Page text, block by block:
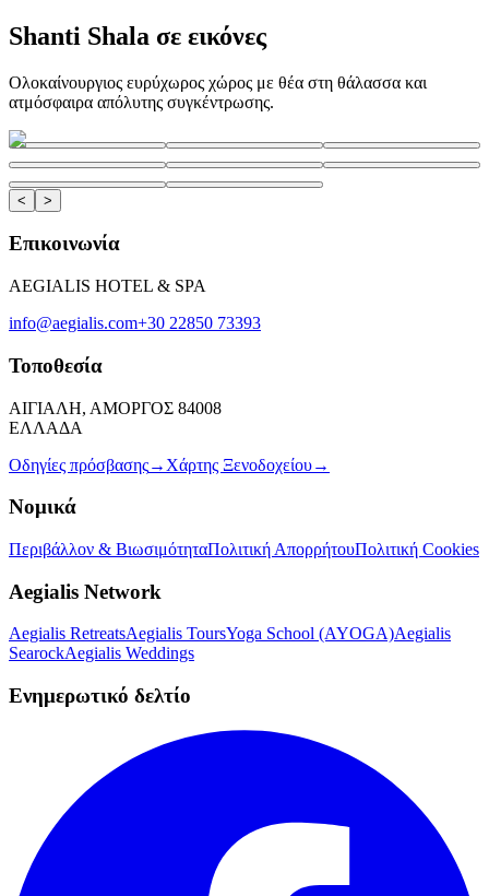
Shanti Shala σε εικόνες
Ολοκαίνουργιος ευρύχωρος χώρος με θέα στη θάλασσα και
ατμόσφαιρα απόλυτης συγκέντρωσης.
< >
Επικοινωνία
AEGIALIS HOTEL & SPA
info@aegialis.com+30 22850 73393
Τοποθεσία
ΑΙΓΙΑΛΗ, ΑΜΟΡΓΟΣ 84008
ΕΛΛΑΔΑ
Οδηγίες πρόσβασης→ Χάρτης Ξενοδοχείου→
Νομικά
Περιβάλλον & ΒιωσιμότηταΠολιτική ΑπορρήτουΠολιτική Cookies
Aegialis Network
Aegialis RetreatsAegialis ToursYoga School (AYOGA)Aegialis
SearockAegialis Weddings
Ενημερωτικό δελτίο